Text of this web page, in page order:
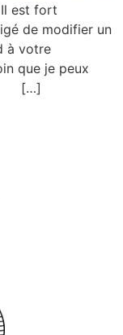
est fort
de modifier un
à votre
que je peux
[…]